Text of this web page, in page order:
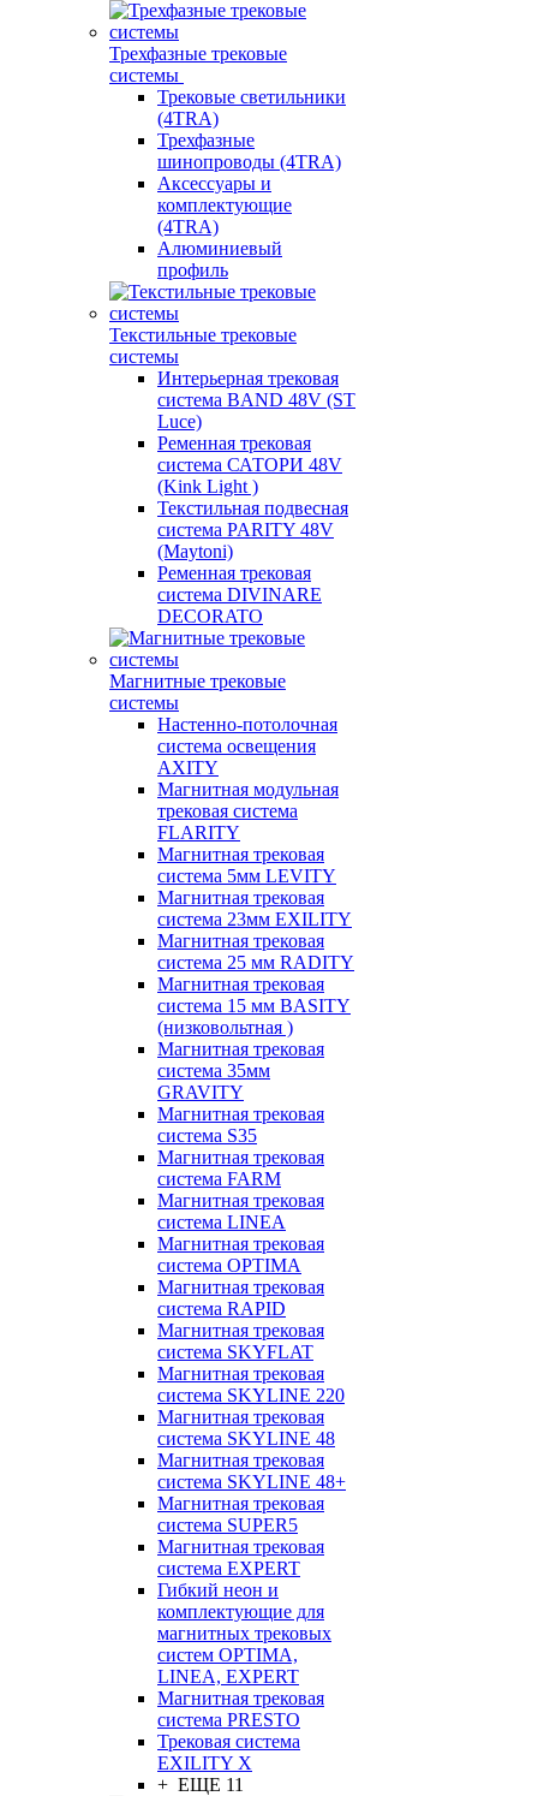
Трехфазные трековые
системы
Трековые светильники
(4TRA)
Трехфазные
шинопроводы (4TRA)
Аксессуары и
комплектующие
(4TRA)
Алюминиевый
профиль
Текстильные трековые
системы
Интерьерная трековая
система BAND 48V (ST
Luce)
Ременная трековая
система САТОРИ 48V
(Kink Light )
Текстильная подвесная
система PARITY 48V
(Maytoni)
Ременная трековая
система DIVINARE
DECORATO
Магнитные трековые
системы
Настенно-потолочная
система освещения
AXITY
Магнитная модульная
трековая система
FLARITY
Магнитная трековая
система 5мм LEVITY
Магнитная трековая
система 23мм EXILITY
Магнитная трековая
система 25 мм RADITY
Магнитная трековая
система 15 мм BASITY
(низковольтная )
Магнитная трековая
система 35мм
GRAVITY
Магнитная трековая
система S35
Магнитная трековая
система FARM
Магнитная трековая
система LINEA
Магнитная трековая
система OPTIMA
Магнитная трековая
система RAPID
Магнитная трековая
система SKYFLAT
Магнитная трековая
система SKYLINE 220
Магнитная трековая
система SKYLINE 48
Магнитная трековая
система SKYLINE 48+
Магнитная трековая
система SUPER5
Магнитная трековая
система EXPERT
Гибкий неон и
комплектующие для
магнитных трековых
систем OPTIMA,
LINEA, EXPERT
Магнитная трековая
система PRESTO
Трековая система
EXILITY X
+ ЕЩЕ 11